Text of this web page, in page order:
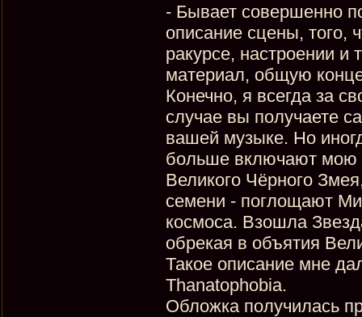
- Бывает совершенно
описание сцены, того,
ракурсе, настроении и
материал, общую
Конечно, я всегда за
случае вы получаете
вашей музыке. Но
больше включают мою
Великого Чёрного
семени - поглощают
космоса. Взошла
обрекая в объятия
Такое описание мне
Thanatophobia.
Обложка получилась